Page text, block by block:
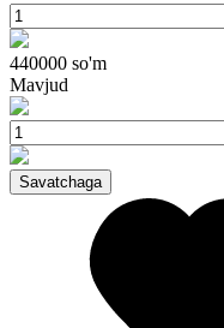
440000 so'm
Mavjud
Savatchaga